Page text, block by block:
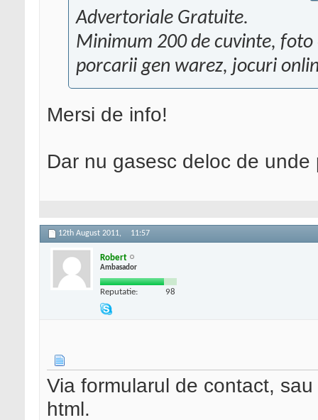
Advertoriale Gratuite.
Minimum 200 de cuvinte,
porcarii gen warez, jocuri
Mersi de info!
Dar nu gasesc deloc de
12th August 2011, 11:57
Robert
Ambasador
Reputatie: 98
Via formularul de contact,
html.